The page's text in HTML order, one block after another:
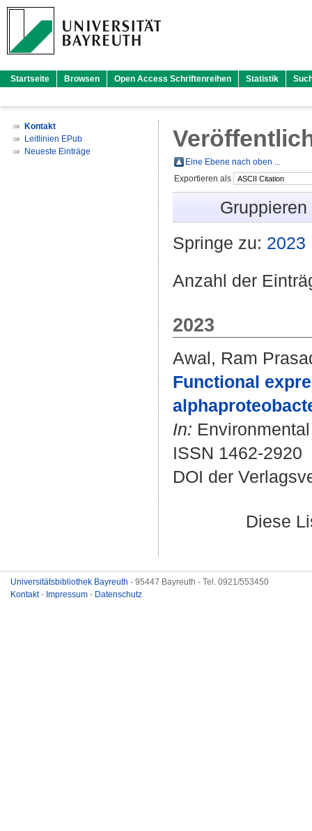
Startseite Browsen Open Access Schriftenreihen Statistik
Kontakt
Leitlinien EPub
Neueste Einträge
Eine Ebene nach oben ...
Exportieren als
Springe zu: 2023
Anzahl der
2023
Awal, Ram
Functional
In:
ISSN 1462-2920
DOI der
Diese
Universitätsbibliothek Bayreuth - 95447 Bayreuth - Tel. 0921/553450
Kontakt- Impressum - Datenschutz